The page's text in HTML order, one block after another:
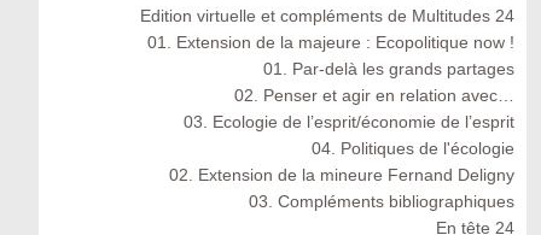
Edition virtuelle et compléments de Multitudes 24
01. Extension de la majeure : Ecopolitique now !
01. Par-delà les grands partages
02. Penser et agir en relation avec…
03. Ecologie de l’esprit/économie de l’esprit
04. Politiques de l'écologie
02. Extension de la mineure Fernand Deligny
03. Compléments bibliographiques
En tête 24